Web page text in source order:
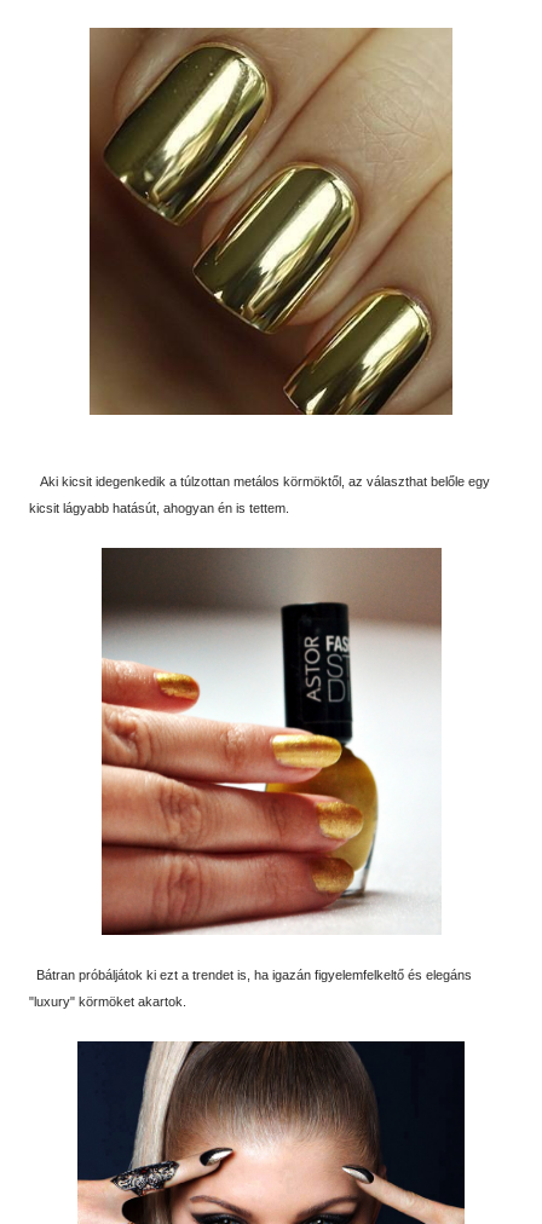
Aki kicsit idegenkedik a túlzottan metálos körmöktől, az választhat belőle egy
kicsit lágyabb hatásút, ahogyan én is tettem.
Bátran próbáljátok ki ezt a trendet is, ha igazán figyelemfelkeltő és elegáns
"luxury" körmöket akartok.